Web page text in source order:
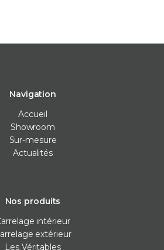
Navigation
Accueil
Showroom
Sur-mesure
Actualités
Nos produits
intérieur
extérieur
Les Véritables